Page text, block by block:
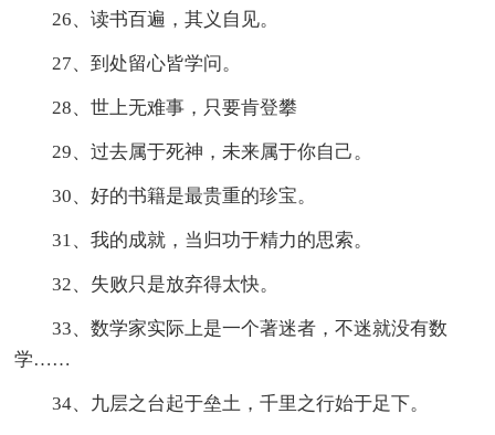
26、读书百遍，其义自见。
27、到处留心皆学问。
28、世上无难事，只要肯登攀
29、过去属于死神，未来属于你自己。
30、好的书籍是最贵重的珍宝。
31、我的成就，当归功于精力的思索。
32、失败只是放弃得太快。
33、数学家实际上是一个著迷者，不迷就没有数
学……
34、九层之台起于垒土，千里之行始于足下。